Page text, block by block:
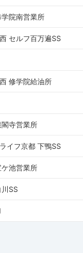
院南営業所
セルフ百万遍SS
修学院給油所
寺営業所
イフ京都 下鴨SS
池営業所
SS